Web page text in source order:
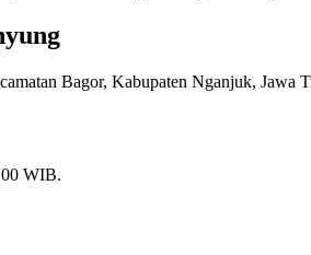
Bagor, Kabupaten Nganjuk, Jawa
WIB.